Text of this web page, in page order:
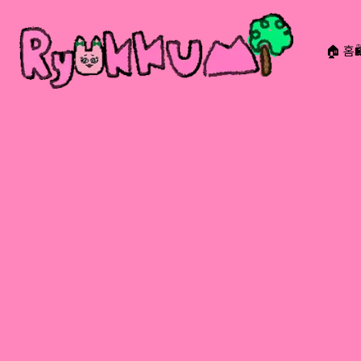
RYOKKUMi 🏠 홈